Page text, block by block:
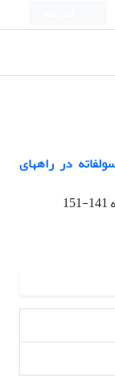
در راههای
141-151